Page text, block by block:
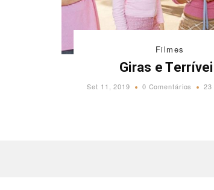
Filmes
Giras e
Set 11, 2019 0 Comentários